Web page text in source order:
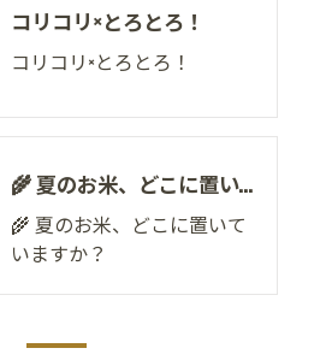
コリコリ×とろとろ！
コリコリ×とろとろ！
🌾 夏のお米、どこに置いていますか？
🌾 夏のお米、どこに置いて
いますか？